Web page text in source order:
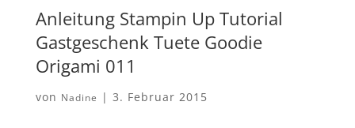
Anleitung Stampin Up Tutorial
Gastgeschenk Tuete Goodie
Origami 011
von Nadine | 3. Februar 2015